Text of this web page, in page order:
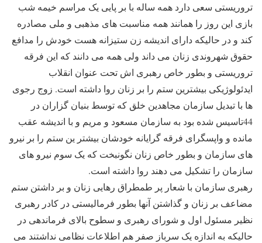
تروریستی سعی دارد همه ساله با بر پایی یک مراسم خیمه شب
بازی این روز را همانند همه مناسبت های مذهبی و ملی مصادره
کند و در حالیکه دارای اندیشه زن ستیزانه هست خودش را مدافع
حقوق شهروندی زنان می داند ولی همه می دانند که این فرقه
تروریستی و بطور خاص رهبری اش تحت عنوان انقلاب
ایدئولوژیکی بیشترین ستم را بر زنان روا داشته است. زوج رجوی
ها با تبدیل سازمان مجاهدین خلق که توسط بنیان گزاران در
44تاسیس شده بود به سازمان مسعود و مریم و با اندیشه عقب
مانده و واپسگرای فرقه گرایانه خودشان بیشتر ین ستم را بر نیرو
های سازمان و بطور خاص زنان نگونبخت که یک سوم نیرو های
سازمان را تشکیل می دهند روا داشته است.
رهبری سازمان با شعار پر طمطراق رهایی زنان و بر داشتن ستم
مضاعف بر زنان و گذاشتن آنها بطور فرمالیستی در کادر رهبری
نظیر مسئول اول و شورای رهبری و سطوح بالای فرماندهی در
حالیکه به اندازه یک سرباز صفر هم اطلاعات نظامی نداشتند می